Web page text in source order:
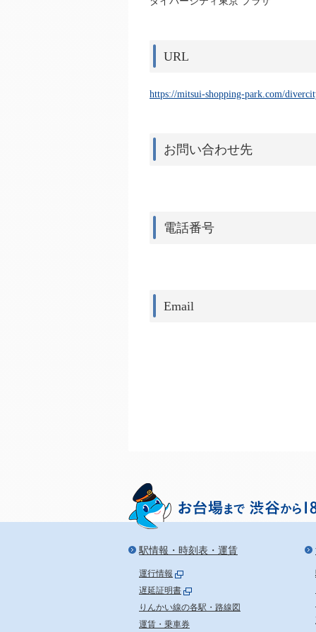
URL
https://mitsui-shopping-park.com/
お問い合わせ先
電話番号
Email
駅情報・時刻表・運賃
運行情報
遅延証明書
りんかい線の各駅・路線図
運賃・乗車券